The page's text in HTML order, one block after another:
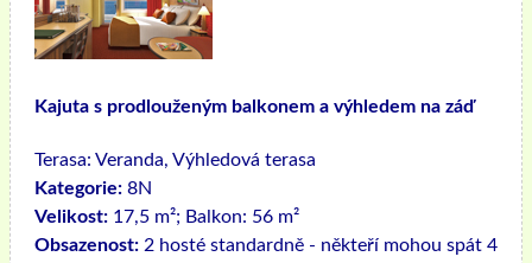
Kajuta s prodlouženým balkonem a výhledem na záď
Terasa: Veranda, Výhledová terasa
Kategorie: 8N
Velikost: 17,5 m²; Balkon: 56 m²
Obsazenost: 2 hosté standardně - někteří mohou spát 4